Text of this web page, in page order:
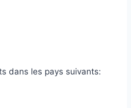
dans les pays suivants: